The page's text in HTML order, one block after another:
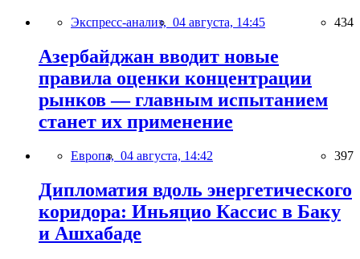
Экспресс-анализ, 04 августа, 14:45 434
Азербайджан вводит новые
правила оценки концентрации
рынков — главным испытанием
станет их применение
Европа, 04 августа, 14:42 397
Дипломатия вдоль энергетического
коридора: Иньяцио Кассис в Баку
и Ашхабаде